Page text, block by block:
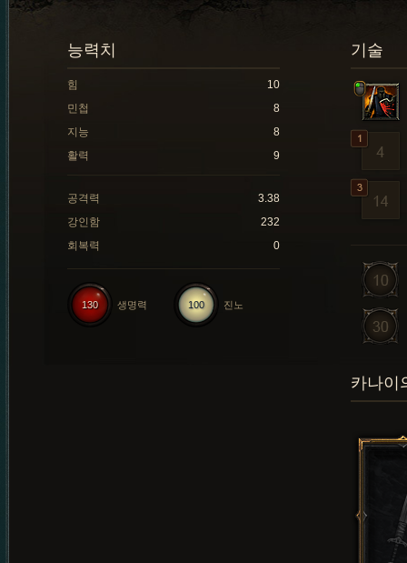
기술
능력치
힘
10
민첩
8
지능
8
활력
9
공격력
3.38
강인함
232
회복력
0
100 진노
130 생명력
카나이